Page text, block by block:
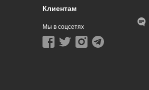
Клиентам
Мы в соцсетях